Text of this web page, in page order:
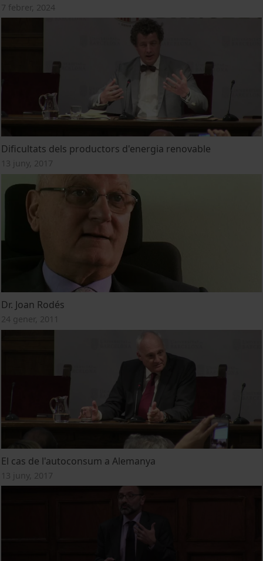
7 febrer, 2024
Dificultats dels productors d'energia renovable
13 juny, 2017
Dr. Joan Rodés
24 gener, 2011
El cas de l'autoconsum a Alemanya
13 juny, 2017